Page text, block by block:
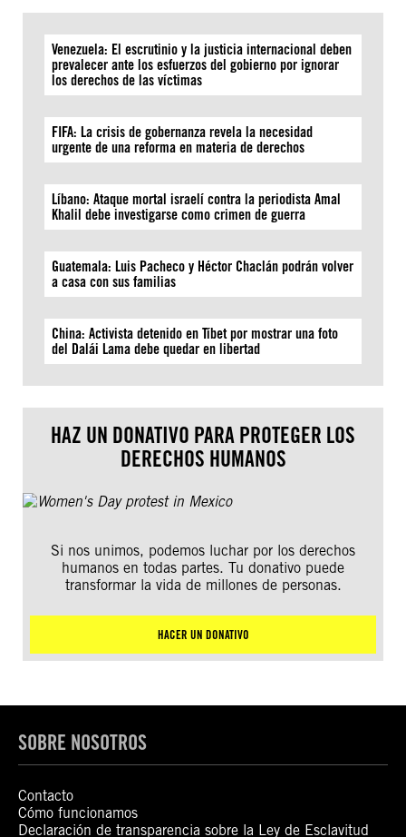
Venezuela: El escrutinio y la justicia internacional deben
prevalecer ante los esfuerzos del gobierno por ignorar
los derechos de las víctimas
FIFA: La crisis de gobernanza revela la necesidad
urgente de una reforma en materia de derechos
Líbano: Ataque mortal israelí contra la periodista Amal
Khalil debe investigarse como crimen de guerra
Guatemala: Luis Pacheco y Héctor Chaclán podrán volver
a casa con sus familias
China: Activista detenido en Tíbet por mostrar una foto
del Dalái Lama debe quedar en libertad
HAZ UN DONATIVO PARA PROTEGER LOS
DERECHOS HUMANOS
Si nos unimos, podemos luchar por los derechos
humanos en todas partes. Tu donativo puede
transformar la vida de millones de personas.
HACER UN DONATIVO
SOBRE NOSOTROS
Contacto
Cómo funcionamos
Declaración de transparencia sobre la Ley de Esclavitud